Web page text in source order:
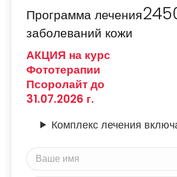
Программа лечения
заболеваний кожи
АКЦИЯ на курс
Фототерапии
Псоролайт до
31.07.2026 г.
Комплекс лечения